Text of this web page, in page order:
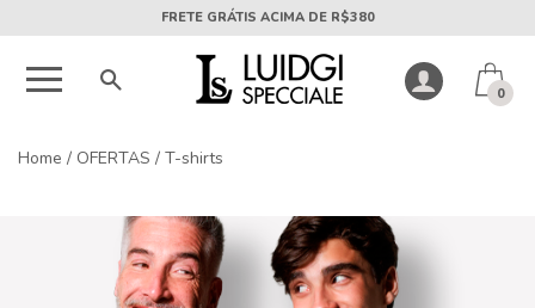
FRETE GRÁTIS ACIMA DE R$380
0
Home / OFERTAS / T-shirts